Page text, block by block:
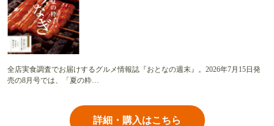
全店実食調査でお届けするグルメ情報誌『おとなの週末』。2026年7月15日発
売の8月号では、「夏の粋…
詳細・購入はこちら